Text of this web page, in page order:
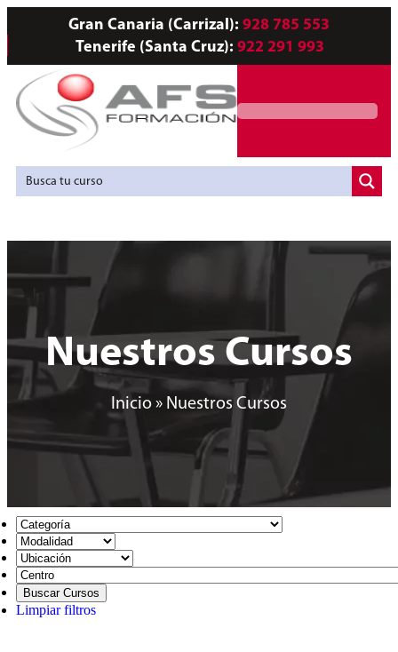
Gran Canaria (Carrizal): 928 785 553
Tenerife (Santa Cruz): 922 291 993
Nuestros Cursos
Inicio » Nuestros Cursos
Limpiar filtros